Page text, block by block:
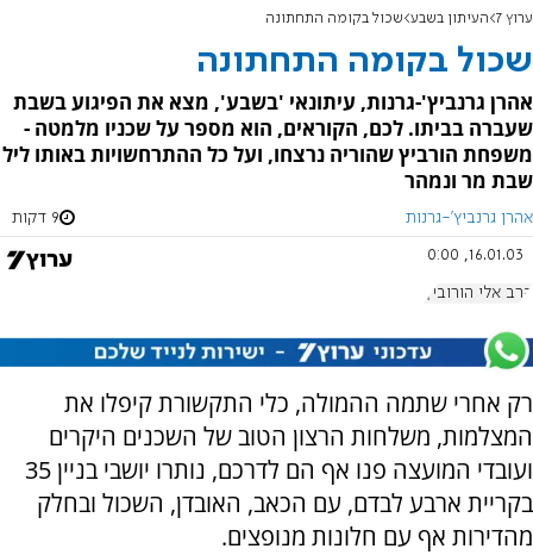
ערוץ 7 העיתון בשבע שכול בקומה התחתונה
שכול בקומה התחתונה
אהרן גרנביץ'-גרנות, עיתונאי 'בשבע', מצא את הפיגוע בשבת
שעברה בביתו. לכם, הקוראים, הוא מספר על שכניו מלמטה -
משפחת הורביץ שהוריה נרצחו, ועל כל ההתרחשויות באותו ליל
שבת מר ונמהר
אהרן גרנביץ'-גרנות 9 דקות
16.01.03, 0:00
הרב אלי הורוביץ
רק אחרי שתמה ההמולה, כלי התקשורת קיפלו את
המצלמות, משלחות הרצון הטוב של השכנים היקרים
ועובדי המועצה פנו אף הם לדרכם, נותרו יושבי בניין 35
בקריית ארבע לבדם, עם הכאב, האובדן, השכול ובחלק
מהדירות אף עם חלונות מנופצים.